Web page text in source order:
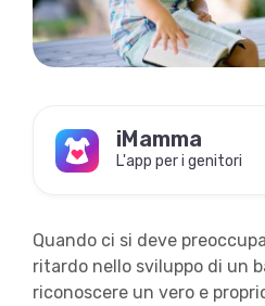
iMamma
L'app per i genitori
Quando ci si deve
ritardo nello sviluppo di un
riconoscere un vero e